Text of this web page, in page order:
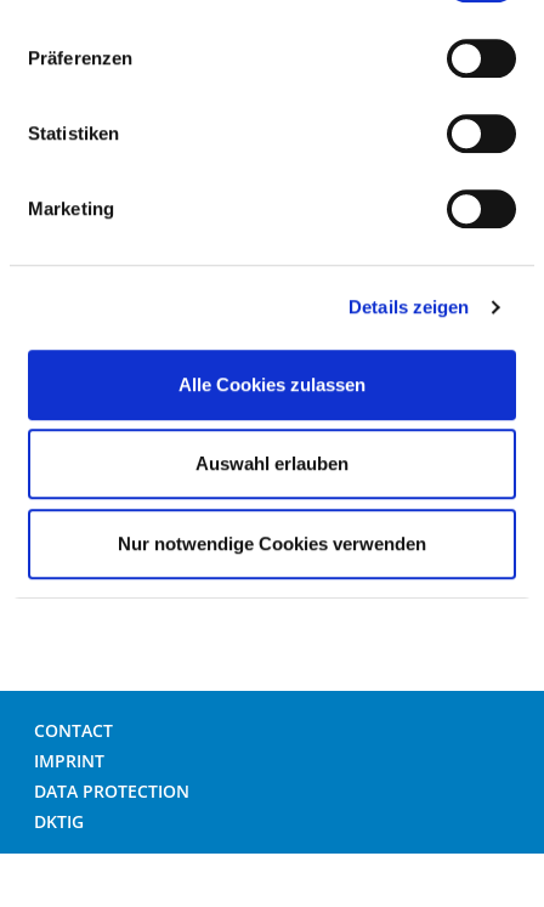
Präferenzen
Statistiken
Marketing
Details zeigen
Alle Cookies zulassen
Auswahl erlauben
Nur notwendige Cookies verwenden
Dietary offers
OVERWEIGHT / BODY HEIGHT
FOREIGN LANGUAGE / RELIGION
GENERAL ORGANISATIONAL CONDITIONS
CONTACT
IMPRINT
DATA PROTECTION
DKTIG